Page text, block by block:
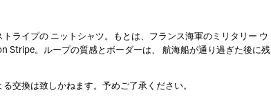
ライプの ニットシャツ。もとは、フランス海軍のミリタリー ウ
Stripe。ループの質感とボーダーは、 航海船が通り過ぎた後に残
交換は致しかねます。予めご了承ください。